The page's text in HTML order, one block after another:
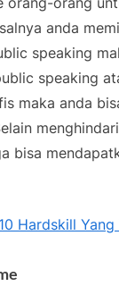
anda
speaking
speaking
maka anda
bisa
10 Hardskill